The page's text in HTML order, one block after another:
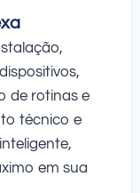
de rotinas e
técnico e
em sua